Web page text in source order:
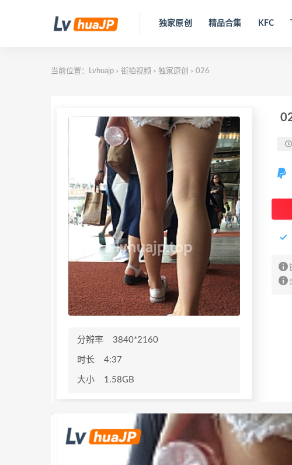
独家原创 精品合集 KFC
当前位置： Lvhuajp > 街拍视频 > 独家原创 > 026
分辨率 3840*2160
时长 4:37
大小 1.58GB